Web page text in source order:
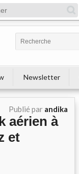
Newsletter
Publié par andika
aérien à
et